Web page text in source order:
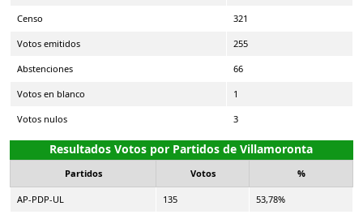
Censo 321
Votos emitidos 255
Abstenciones 66
Votos en blanco 1
Votos nulos 3
Resultados Votos por Partidos de Villamoronta
Partidos Votos %
AP-PDP-UL 135 53,78%